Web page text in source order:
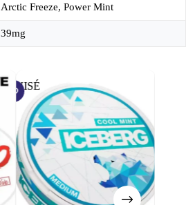
Arctic Freeze, Power Mint
39mg
ÉPUISÉ